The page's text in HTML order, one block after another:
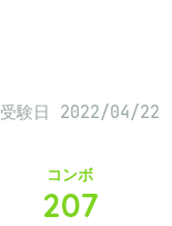
受験日 2022/04/22
コンボ
207